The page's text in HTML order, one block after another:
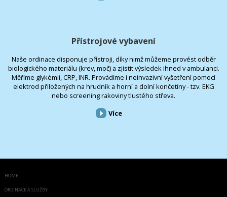
Přístrojové vybavení
Naše ordinace disponuje přístroji, díky nimž můžeme provést odběr
biologického materiálu (krev, moč) a zjistit výsledek ihned v ambulanci.
Měříme glykémii, CRP, INR. Provádíme i neinvazivní vyšetření pomocí
elektrod přiložených na hrudník a horní a dolní končetiny - tzv. EKG
nebo screening rakoviny tlustého střeva.
Více
HOME
ORDINACE A SLUŽBY